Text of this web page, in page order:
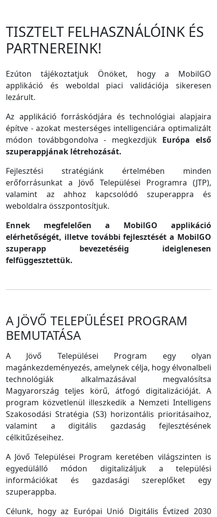
TISZTELT FELHASZNÁLÓINK ÉS
PARTNEREINK!
Ezúton tájékoztatjuk Önöket, hogy a MobilGO
applikáció és weboldal piaci validációja sikeresen
lezárult.
Az applikáció forráskódjára és technológiai alapjaira
építve - azokat mesterséges intelligenciára optimalizált
módon továbbgondolva - megkezdjük Európa első
szuperappjának létrehozását.
Fejlesztési stratégiánk értelmében minden
erőforrásunkat a Jövő Települései Programra (JTP),
valamint az ahhoz kapcsolódó szuperappra és
weboldalra összpontosítjuk.
Ennek megfelelően a MobilGO applikáció
elérhetőségét, illetve további fejlesztését a MobilGO
szuperapp bevezetéséig ideiglenesen
felfüggesztettük.
A JÖVŐ TELEPÜLÉSEI PROGRAM
BEMUTATÁSA
A Jövő Települései Program egy olyan
magánkezdeményezés, amelynek célja, hogy élvonalbeli
technológiák alkalmazásával megvalósítsa
Magyarország teljes körű, átfogó digitalizációját. A
program közvetlenül illeszkedik a Nemzeti Intelligens
Szakosodási Stratégia (S3) horizontális prioritásaihoz,
valamint a digitális gazdaság fejlesztésének
célkitűzéseihez.
A Jövő Települései Program keretében világszinten is
egyedülálló módon digitalizáljuk a települési
információkat és gazdasági szereplőket egy
szuperappba.
Célunk, hogy az Európai Unió Digitális Évtized 2030